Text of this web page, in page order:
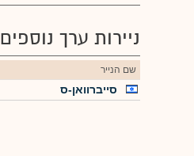
ניירות ערך נוספים
שם הנייר
סייברוואן-ס